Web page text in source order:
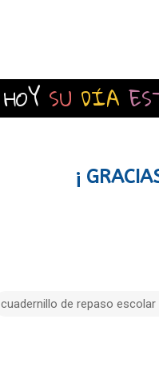
HOY SU DÍA
¡
cuadernillo de repaso escolar